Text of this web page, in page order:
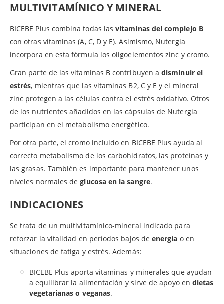
MULTIVITAMÍNICO Y MINERAL
BICEBE Plus combina todas lasvitaminas del complejo B
con otras vitaminas (A, C, D y E). Asimismo, Nutergia
incorpora en esta fórmula los oligoelementos zinc y cromo.
Gran parte de las vitaminas B contribuyen adisminuir el
estrés, mientras que las vitaminas B2, C y E y el mineral
zinc protegen a las células contra el estrés oxidativo. Otros
de los nutrientes añadidos en las cápsulas de Nutergia
participan en el metabolismo energético.
Por otra parte, el cromo incluido en BICEBE Plus ayuda al
correcto metabolismo de los carbohidratos, las proteínas y
las grasas. También es importante para mantener unos
niveles normales deglucosa en la sangre.
INDICACIONES
Se trata de un multivitamínico-mineral indicado para
reforzar la vitalidad en períodos bajos deenergía o en
situaciones de fatiga y estrés. Además:
BICEBE Plus aporta vitaminas y minerales que ayudan
a equilibrar la alimentación y sirve de apoyo en dietas
vegetarianas o veganas.